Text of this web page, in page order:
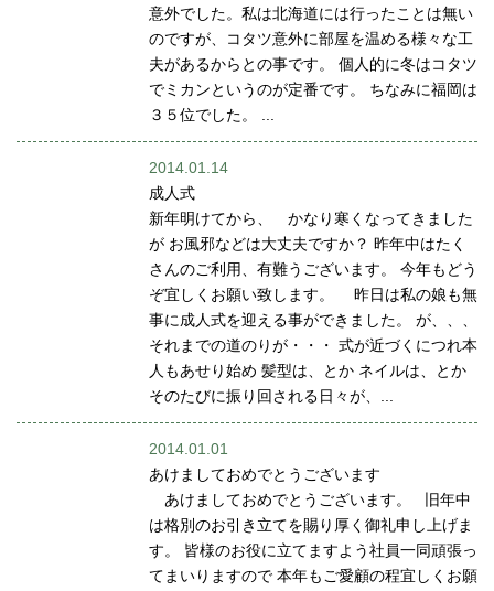
意外でした。私は北海道には行ったことは無い
のですが、コタツ意外に部屋を温める様々な工
夫があるからとの事です。 個人的に冬はコタツ
でミカンというのが定番です。 ちなみに福岡は
３５位でした。 ...
2014.01.14
成人式
新年明けてから、 かなり寒くなってきました
が お風邪などは大丈夫ですか？ 昨年中はたく
さんのご利用、有難うございます。 今年もどう
ぞ宜しくお願い致します。 昨日は私の娘も無
事に成人式を迎える事ができました。 が、、、
それまでの道のりが・・・ 式が近づくにつれ本
人もあせり始め 髪型は、とか ネイルは、とか
そのたびに振り回される日々が、...
2014.01.01
あけましておめでとうございます
あけましておめでとうございます。 旧年中
は格別のお引き立てを賜り厚く御礼申し上げま
す。 皆様のお役に立てますよう社員一同頑張っ
てまいりますので 本年もご愛顧の程宜しくお願